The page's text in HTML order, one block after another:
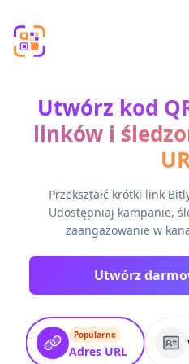
Utwórz kod
linków i
Przekształć krótki link
Udostępniaj kampanie,
zaangażowanie w
Utwórz
Popularne
Adres URL